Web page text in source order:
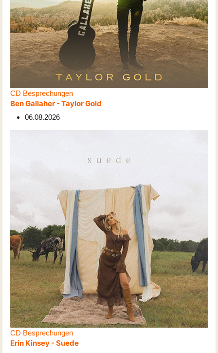
CD Besprechungen
Ben Gallaher - Taylor Gold
06.08.2026
CD Besprechungen
Erin Kinsey - Suede